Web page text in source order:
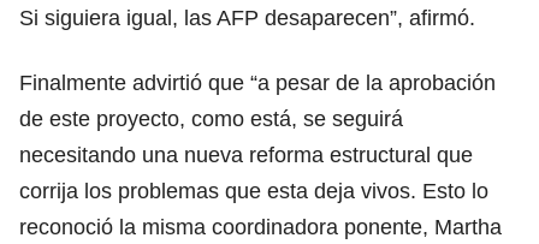
Si siguiera igual, las AFP desaparecen”, afirmó.
Finalmente advirtió que “a pesar de la aprobación
de este proyecto, como está, se seguirá
necesitando una nueva reforma estructural que
corrija los problemas que esta deja vivos. Esto lo
reconoció la misma coordinadora ponente, Martha